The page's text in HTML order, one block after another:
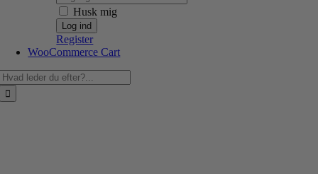
Husk mig
Register
WooCommerce Cart